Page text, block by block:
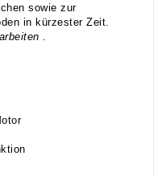
sowie zur
in kürzester Zeit.